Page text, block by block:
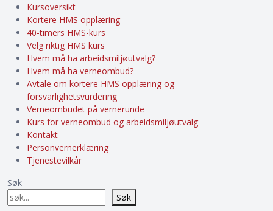
Kursoversikt
Kortere HMS opplæring
40-timers HMS-kurs
Velg riktig HMS kurs
Hvem må ha arbeidsmiljøutvalg?
Hvem må ha verneombud?
Avtale om kortere HMS opplæring og
forsvarlighetsvurdering
Verneombudet på vernerunde
Kurs for verneombud og arbeidsmiljøutvalg
Kontakt
Personvernerklæring
Tjenestevilkår
Søk
Søk